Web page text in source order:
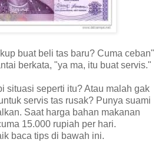
buat beli tas baru? Cuma ceban"
berkata, "ya ma, itu buat servis."
situasi seperti itu? Atau malah gak
servis tas rusak? Punya suami
Saat harga bahan makanan
15.000 rupiah per hari.
baca tips di bawah ini.